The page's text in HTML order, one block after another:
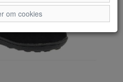
om cookies